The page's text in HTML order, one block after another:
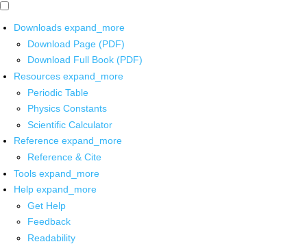
Downloads expand_more
Download Page (PDF)
Download Full Book (PDF)
Resources expand_more
Periodic Table
Physics Constants
Scientific Calculator
Reference expand_more
Reference & Cite
Tools expand_more
Help expand_more
Get Help
Feedback
Readability